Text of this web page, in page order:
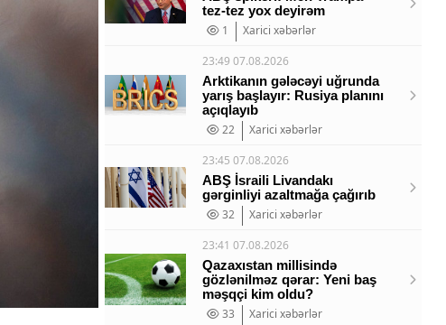
tez-tez yox deyirəm
1
Xarici xəbərlər
23:49 07.08.2026
Arktikanın gələcəyi uğrunda
yarış başlayır: Rusiya planını
açıqlayıb
22
Xarici xəbərlər
23:45 07.08.2026
ABŞ İsraili Livandakı
gərginliyi azaltmağa çağırıb
32
Xarici xəbərlər
23:41 07.08.2026
Qazaxıstan millisində
gözlənilməz qərar: Yeni baş
məşqçi kim oldu?
33
Xarici xəbərlər